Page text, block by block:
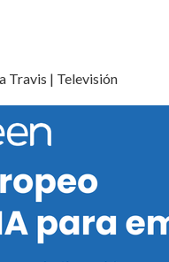
Travis | Televisión